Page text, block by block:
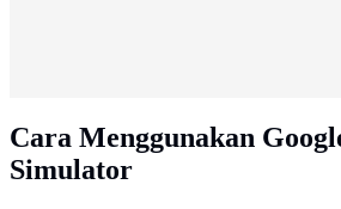
Cara Menggunakan
Simulator